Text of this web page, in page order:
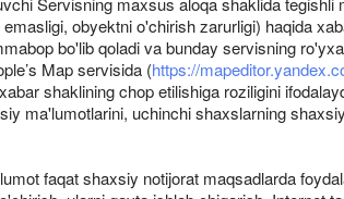
obyektni o'chirish zarurligi) haqida
bo'lib qoladi va bunday servisning
Map servisida (https://
shaklining chop etilishiga roziligini
ma'lumotlarini, uchinchi shaxslarning
faqat shaxsiy notijorat maqsadlarda